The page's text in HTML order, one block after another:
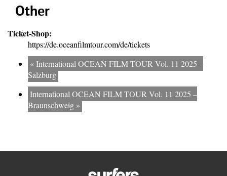
Other
Ticket-Shop:
https://de.oceanfilmtour.com/de/tickets
«International OCEAN FILM TOUR Vol. 11 2025 –
Salzburg
International OCEAN FILM TOUR Vol. 11 2025 –
Braunschweig »